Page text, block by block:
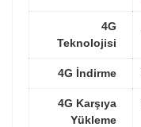
4G
Teknolojisi
4G İndirme
4G Karşıya
Yükleme